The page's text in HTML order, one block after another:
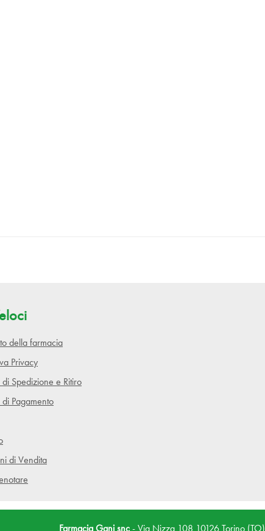
della farmacia
Privacy
Spedizione e Ritiro
Pagamento
di Vendita
Farmacia Gani snc- Via Nizza 108 10126 Torino (TO)